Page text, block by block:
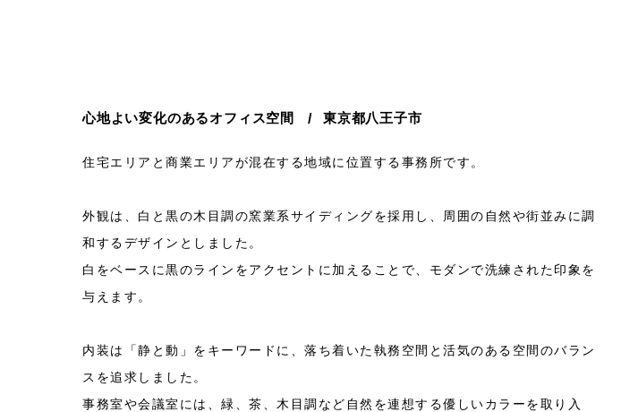
心地よい変化のあるオフィス空間 東京都八王子市
住宅エリアと商業エリアが混在する地域に位置する事務所です。
外観は、白と黒の木目調の窯業系サイディングを採用し、周囲の自然や街並みに調
和するデザインとしました。
白をベースに黒のラインをアクセントに加えることで、モダンで洗練された印象を
与えます。
内装は「静と動」をキーワードに、落ち着いた執務空間と活気のある空間のバラン
スを追求しました。
事務室や会議室には、緑、茶、木目調など自然を連想する優しいカラーを取り入